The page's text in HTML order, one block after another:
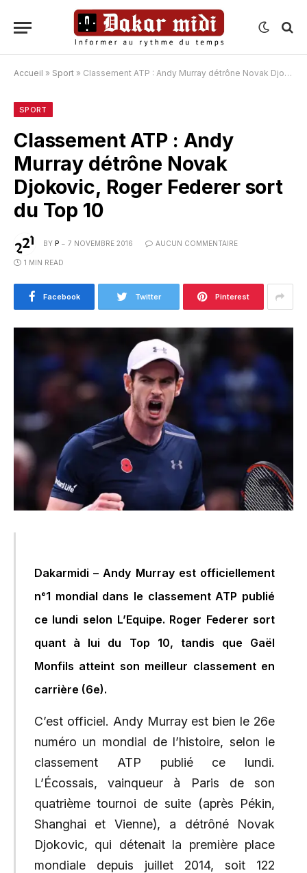
Accueil » Sport » Classement ATP : Andy Murray détrône Novak Djokovic, Roger Federer sort du Top 10
SPORT
Classement ATP : Andy
Murray détrône Novak
Djokovic, Roger Federer sort
du Top 10
BY P 7 NOVEMBRE 2016 AUCUN COMMENTAIRE
1 MIN READ
Facebook Twitter Pinterest
Dakarmidi – Andy Murray est officiellement
n°1 mondial dans le classement ATP publié
ce lundi selon L’Equipe. Roger Federer sort
quant à lui du Top 10, tandis que Gaël
Monfils atteint son meilleur classement en
carrière (6e).
C’est officiel. Andy Murray est bien le 26e
numéro un mondial de l’histoire, selon le
classement ATP publié ce lundi.
L’Écossais, vainqueur à Paris de son
quatrième tournoi de suite (après Pékin,
Shanghai et Vienne), a détrôné Novak
Djokovic, qui détenait la première place
mondiale depuis juillet 2014, soit 122